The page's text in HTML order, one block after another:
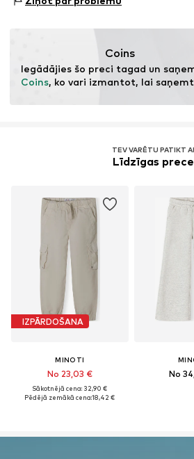
Coins
Iegādājies šo preci tagad un
Coins, ko vari izmantot, lai
TEV VARĒTU PATIKT
Līdzīgas
IZPĀRDOŠANA
MINOTI
No 23,03 €
Sākotnējā cena: 32,90 €
Pēdējā zemākā cena:18,42 €
No